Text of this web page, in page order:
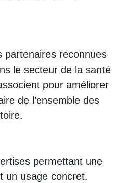
partenaires reconnues
le secteur de la santé
pour améliorer
de l’ensemble des
permettant une
un usage concret.